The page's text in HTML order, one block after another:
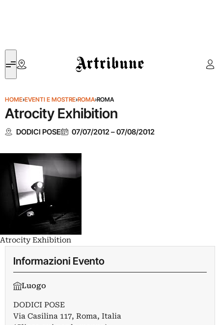
Artribune
HOME›EVENTI E MOSTRE›ROMA›ROMA
Atrocity Exhibition
DODICI POSE 07/07/2012–07/08/2012
Atrocity Exhibition
Informazioni Evento
Luogo
DODICI POSE
Via Casilina 117, Roma, Italia